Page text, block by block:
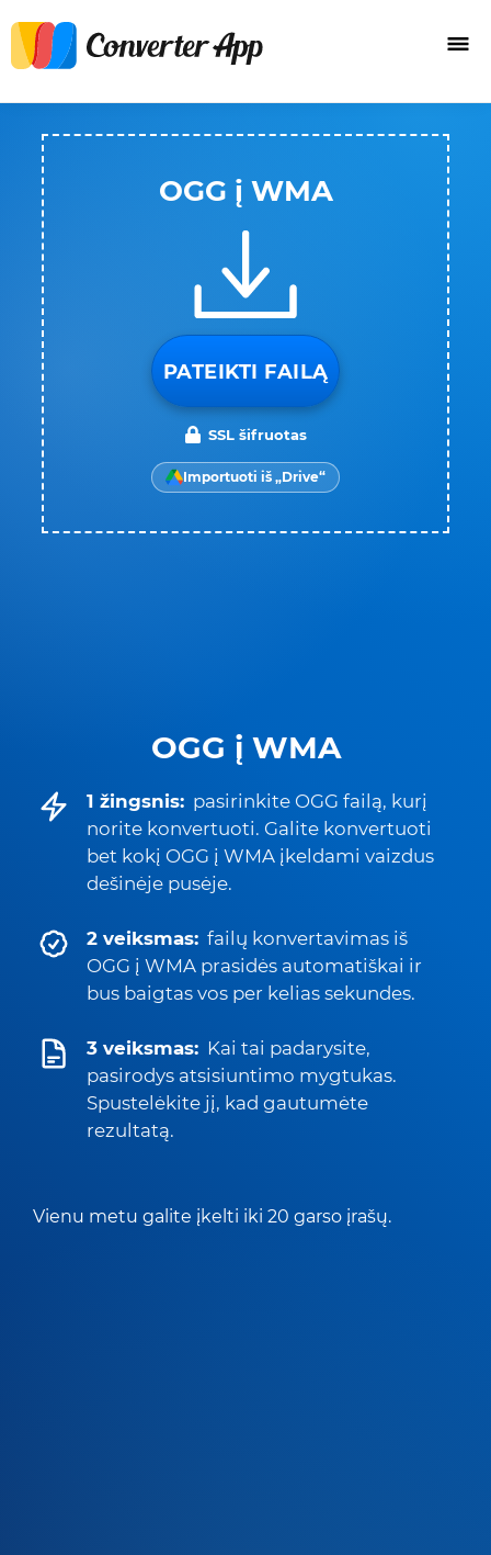
OGG į WMA
1 žingsnis: pasirinkite OGG failą, kurį
norite konvertuoti. Galite konvertuoti
bet kokį OGG į WMA įkeldami vaizdus
dešinėje pusėje.
2 veiksmas: failų konvertavimas iš
OGG į WMA prasidės automatiškai ir
bus baigtas vos per kelias sekundes.
3 veiksmas: Kai tai padarysite,
pasirodys atsisiuntimo mygtukas.
Spustelėkite jį, kad gautumėte
rezultatą.
Vienu metu galite įkelti iki 20 garso įrašų.
OGG į WMA
PATEIKTI FAILĄ
SSL šifruotas
Importuoti iš „Drive“